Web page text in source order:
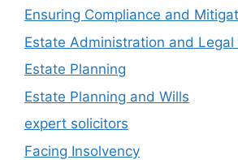
Ensuring Compliance and
Estate Administration and Legal
Estate Planning
Estate Planning and Wills
expert solicitors
Facing Insolvency